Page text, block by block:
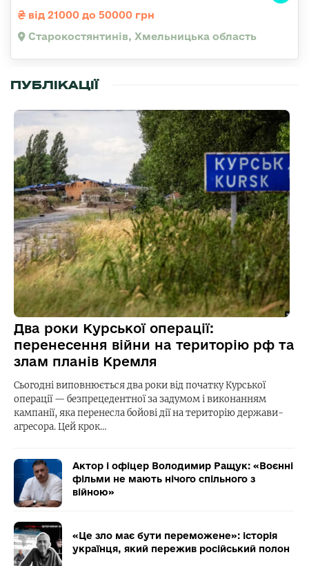
від 21000 до 50000 грн
Старокостянтинів, Хмельницька область
ПУБЛІКАЦІЇ
Два роки Курської операції:
перенесення війни на територію рф та
злам планів Кремля
Сьогодні виповнюється два роки від початку Курської
операції — безпрецедентної за задумом і виконанням
кампанії, яка перенесла бойові дії на територію держави-
агресора. Цей крок…
Актор і офіцер Володимир Ращук: «Воєнні
фільми не мають нічого спільного з
війною»
«Це зло має бути переможене»: історія
українця, який пережив російський полон